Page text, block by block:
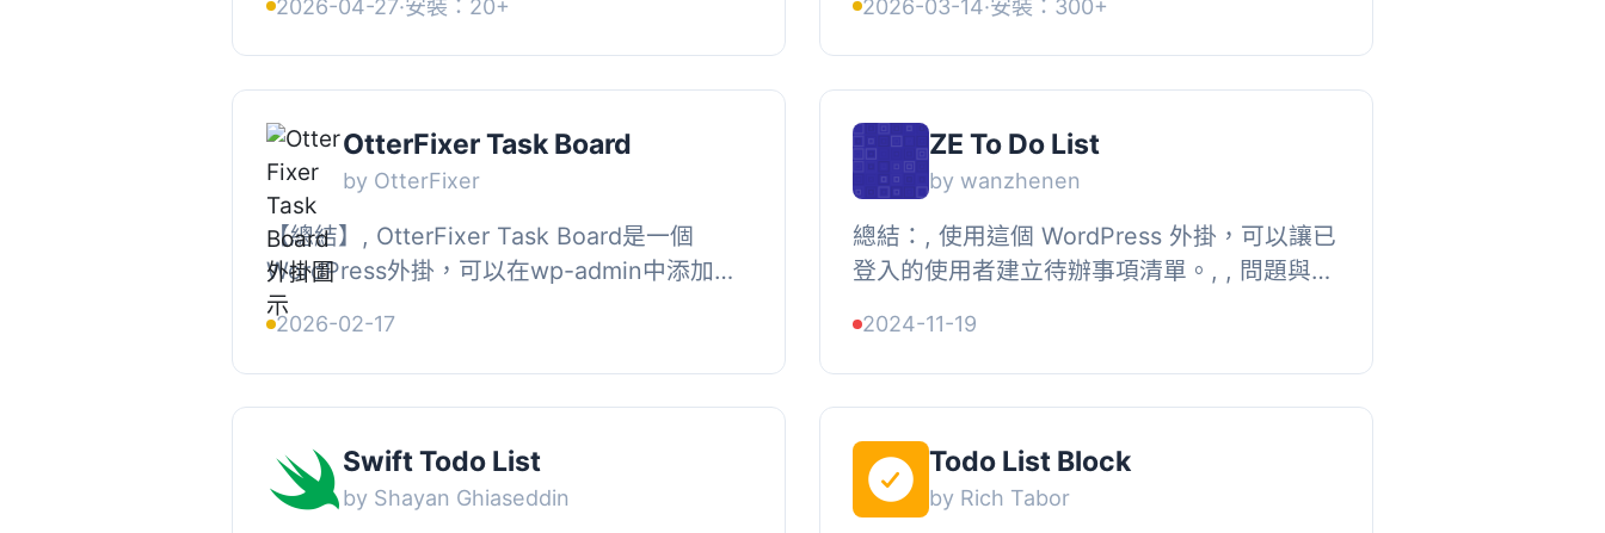
WordPress admin dashboard., It allows...
2026-04-27·安裝：20+
蹤進度。此外掛支援前端和後端顯示，...
2026-03-14·安裝：300+
OtterFixer Task Board
by OtterFixer
【總結】, OtterFixer Task Board是一個
WordPress外掛，可以在wp-admin中添加一
個乾淨的"任務板"菜單，讓您可以管理網站上
的任務（或每個用戶）。,...
2026-02-17
ZE To Do List
by wanzhenen
總結：, 使用這個 WordPress 外掛，可以讓已
登入的使用者建立待辦事項清單。, , 問題與答
的主要功...
2024-11-19
Swift Todo List
by Shayan Ghiaseddin
Todo List Block
by Rich Tabor